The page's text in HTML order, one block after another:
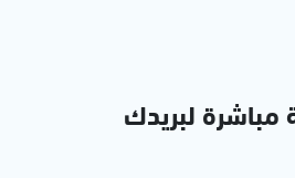
مباشرة لبريدك